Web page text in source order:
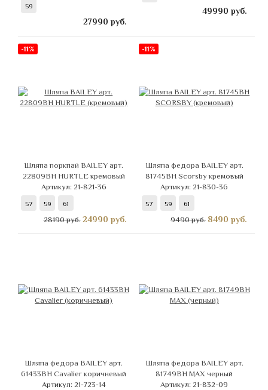
59
27990 руб.
49990 руб.
-11%
Шляпа поркпай BAILEY арт.
22809BH HURTLE кремовый
Артикул: 21-821-36
57 59 61
28190 руб. 24990 руб.
-11%
Шляпа федора BAILEY арт.
81745BH Scorsby кремовый
Артикул: 21-830-36
57 59 61
9490 руб. 8490 руб.
Шляпа федора BAILEY арт.
61433BH Cavalier коричневый
Артикул: 21-723-14
Шляпа федора BAILEY арт.
81749BH MAX черный
Артикул: 21-832-09